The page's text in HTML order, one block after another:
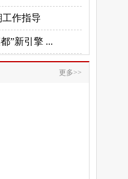
工作指导
”新引擎 ...
更多>>